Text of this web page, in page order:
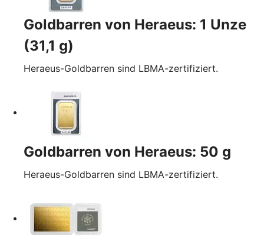
Goldbarren von Heraeus: 1 Unze
(31,1 g)
Heraeus-Goldbarren sind LBMA-zertifiziert.
Goldbarren von Heraeus: 50 g
Heraeus-Goldbarren sind LBMA-zertifiziert.